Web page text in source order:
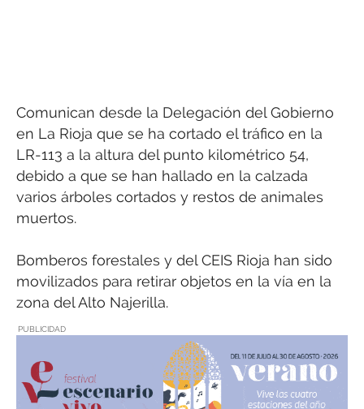
Comunican desde la Delegación del Gobierno
en La Rioja que se ha cortado el tráfico en la
LR-113 a la altura del punto kilométrico 54,
debido a que se han hallado en la calzada
varios árboles cortados y restos de animales
muertos.
Bomberos forestales y del CEIS Rioja han sido
movilizados para retirar objetos en la vía en la
zona del Alto Najerilla.
PUBLICIDAD